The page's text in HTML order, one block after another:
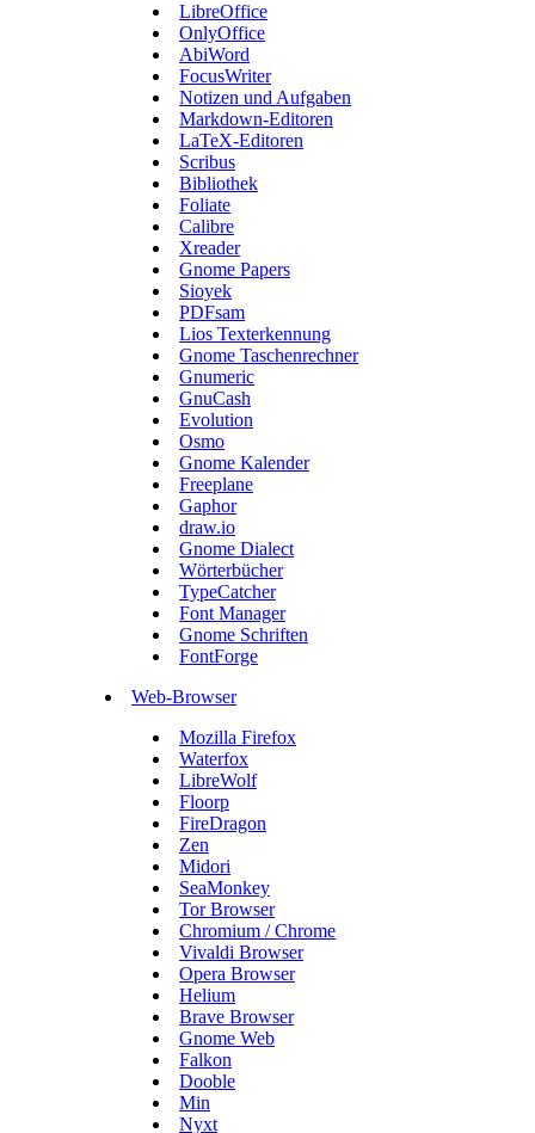
LibreOffice
OnlyOffice
AbiWord
FocusWriter
Notizen und Aufgaben
Markdown-Editoren
LaTeX-Editoren
Scribus
Bibliothek
Foliate
Calibre
Xreader
Gnome Papers
Sioyek
PDFsam
Lios Texterkennung
Gnome Taschenrechner
Gnumeric
GnuCash
Evolution
Osmo
Gnome Kalender
Freeplane
Gaphor
draw.io
Gnome Dialect
Wörterbücher
TypeCatcher
Font Manager
Gnome Schriften
FontForge
Web-Browser
Mozilla Firefox
Waterfox
LibreWolf
Floorp
FireDragon
Zen
Midori
SeaMonkey
Tor Browser
Chromium / Chrome
Vivaldi Browser
Opera Browser
Helium
Brave Browser
Gnome Web
Falkon
Dooble
Min
Nyxt